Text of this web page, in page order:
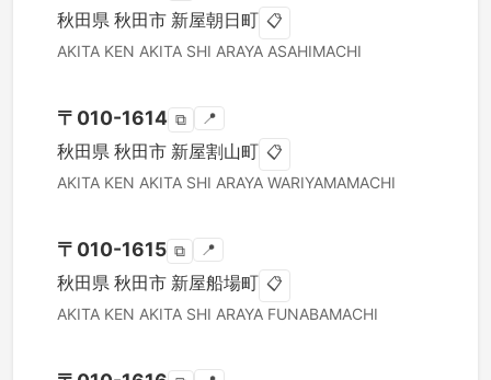
秋田県 秋田市 新屋朝日町 📋
AKITA KEN AKITA SHI ARAYA ASAHIMACHI
〒 010-1614 ⧉ 📍
秋田県 秋田市 新屋割山町 📋
AKITA KEN AKITA SHI ARAYA WARIYAMAMACHI
〒 010-1615 ⧉ 📍
秋田県 秋田市 新屋船場町 📋
AKITA KEN AKITA SHI ARAYA FUNABAMACHI